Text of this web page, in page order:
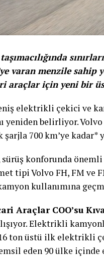
varan menzile
araçlar için yeni bir
elektrikli çekici ve
yeniden belirliyor.
700 km’ye kadar*
konforunda önemli
tipi Volvo FH, FM ve
kullanımına
Araçlar COO’su
Elektrikli
ton üstü ilk elektrikli
eden 90 ülke